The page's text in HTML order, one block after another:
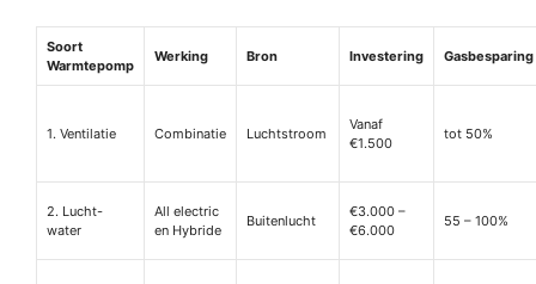
Soort
Warmtepomp
Werking Bron Investering Gasbesparing
1. Ventilatie Combinatie Luchtstroom
Vanaf
€1.500
tot 50%
2. Lucht-
water
All electric
en Hybride
Buitenlucht
€3.000 –
€6.000
55 – 100%